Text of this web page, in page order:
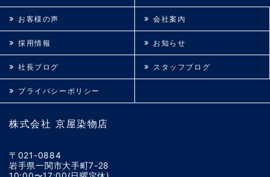
株式会社 京屋染物店
〒021-0884
岩手県一関市大手町7-28
お客様の声 会社案内
採用情報 お知らせ
社長ブログ スタッフブログ
プライバシーポリシー